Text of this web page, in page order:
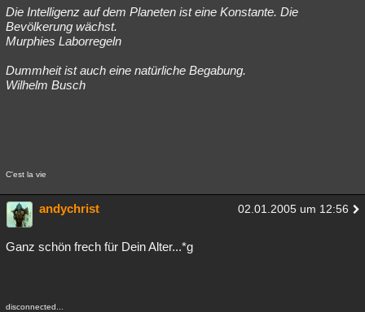
Die Intelligenz auf dem Planeten ist eine Konstante. Die
Bevölkerung wächst.
Murphies Laborregeln
Dummheit ist auch eine natürliche Begabung.
Wilhelm Busch
C'est la vie
andychrist 02.01.2005 um 12:56
Ganz schön frech für Dein Alter...*g
disconnected...